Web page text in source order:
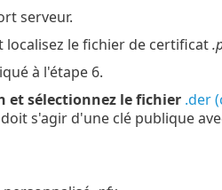
serveur.
localisez le fichier de certificat
à l'étape 6.
sélectionnez le fichier .der
s'agir d'une clé publique